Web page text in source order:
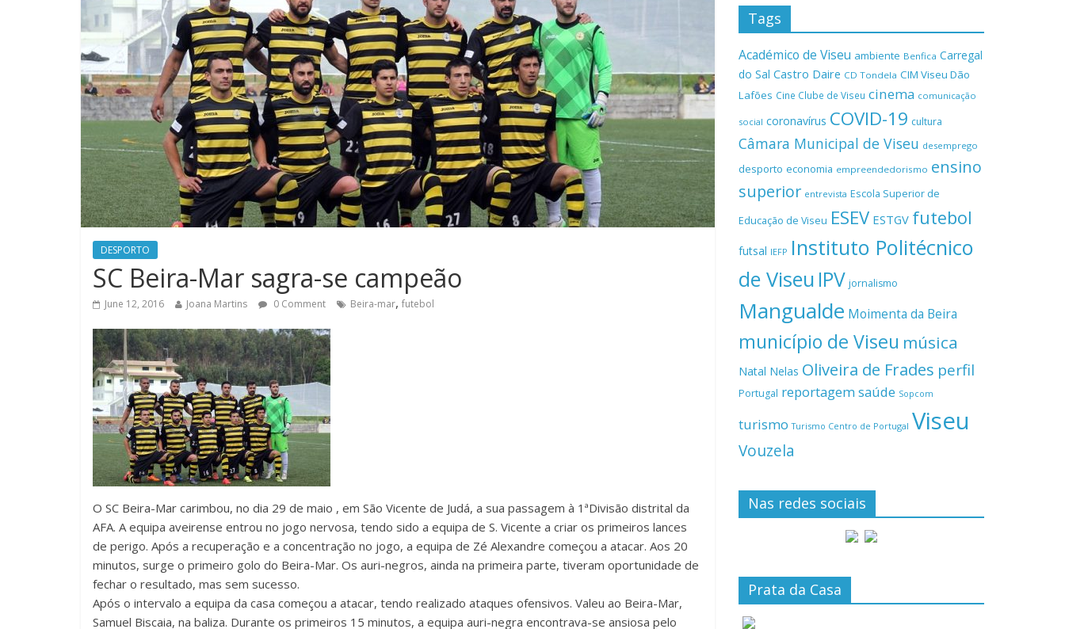
DESPORTO
SC Beira-Mar sagra-se campeão
June 12, 2016 Joana Martins 0 Comment Beira-mar, futebol
O SC Beira-Mar carimbou, no dia 29 de maio , em São Vicente de Judá, a sua passagem à 1ªDivisão distrital da
AFA. A equipa aveirense entrou no jogo nervosa, tendo sido a equipa de S. Vicente a criar os primeiros lances
de perigo. Após a recuperação e a concentração no jogo, a equipa de Zé Alexandre começou a atacar. Aos 20
minutos, surge o primeiro golo do Beira-Mar. Os auri-negros, ainda na primeira parte, tiveram oportunidade de
fechar o resultado, mas sem sucesso.
Após o intervalo a equipa da casa começou a atacar, tendo realizado ataques ofensivos. Valeu ao Beira-Mar,
Samuel Biscaia, na baliza. Durante os primeiros 15 minutos, a equipa auri-negra encontrava-se ansiosa pelo
Tags
Académico de Viseu ambiente Benfica Carregal
do Sal Castro Daire CD Tondela CIM Viseu Dão
Lafões Cine Clube de Viseu cinema comunicação
social coronavírus COVID-19 cultura
Câmara Municipal de Viseu desemprego
desporto economia empreendedorismo ensino
superior entrevista Escola Superior de
Educação de Viseu ESEV ESTGV futebol
futsal IEFP Instituto Politécnico
de Viseu IPV jornalismo
Mangualde Moimenta da Beira
município de Viseu música
Natal Nelas Oliveira de Frades perfil
Portugal reportagemsaúde Sopcom
turismo Turismo Centro de Portugal Viseu
Vouzela
Nas redes sociais
Prata da Casa